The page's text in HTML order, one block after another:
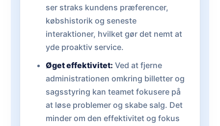
ser straks kundens præferencer,
købshistorik og seneste
interaktioner, hvilket gør det nemt at
yde proaktiv service.
Øget effektivitet: Ved at fjerne
administrationen omkring billetter og
sagsstyring kan teamet fokusere på
at løse problemer og skabe salg. Det
minder om den effektivitet og fokus